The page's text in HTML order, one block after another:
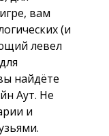
вам
(и
левел
найдёте
Аут. Не
и